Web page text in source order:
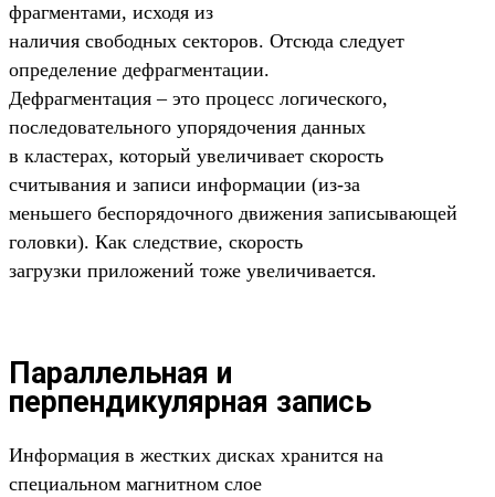
фрагментами, исходя из
наличия свободных секторов. Отсюда следует
определение дефрагментации.
Дефрагментация – это процесс логического,
последовательного упорядочения данных
в кластерах, который увеличивает скорость
считывания и записи информации (из-за
меньшего беспорядочного движения записывающей
головки). Как следствие, скорость
загрузки приложений тоже увеличивается.
Параллельная и
перпендикулярная запись
Информация в жестких дисках хранится на
специальном магнитном слое